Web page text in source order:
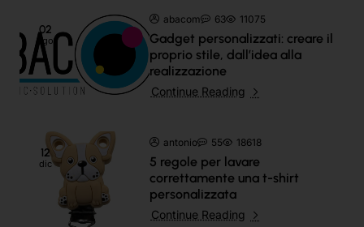
02
ago
abacom 63 11075
Gadget personalizzati: creare il
proprio stile, dall’idea alla
realizzazione
Continue Reading
12
dic
antonio 55 18618
5 regole per lavare
correttamente una t-shirt
personalizzata
Continue Reading